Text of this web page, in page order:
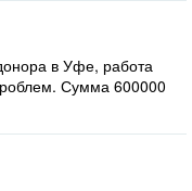
в Уфе, работа
Сумма 600000